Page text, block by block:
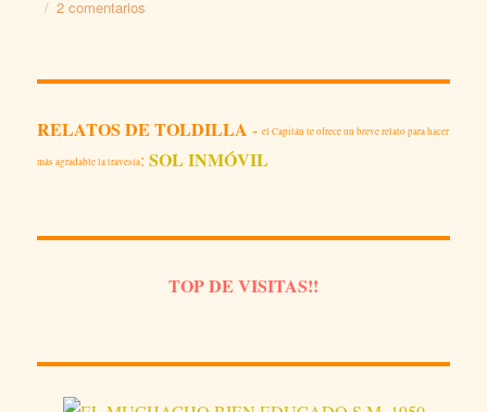
2 comentarios
Y
CUENTO
MORAL
RELATOS DE TOLDILLA -el Capitán te ofrece un breve relato para hacer
más agradable la travesía:SOL INMÓVIL
TOP DE VISITAS!!